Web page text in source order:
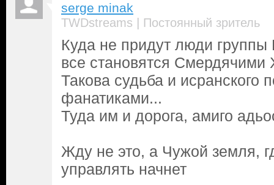
serge minak
TWDstreams | Постоянный зритель
Куда не придут люди группы
все становятся Смердячими
Такова судьба и исранского
фанатиками...
Туда им и дорога, амиго
Жду не это, а Чужой земля,
управлять начнет